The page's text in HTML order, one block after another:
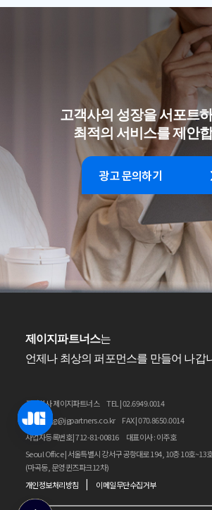
고객사의 성장을 서포트
최적의 서비스를 제안
광고 문의하기
제이지파트너스는
언제나 최상의 퍼포먼스를 만들어 나갑
주식회사 제이지파트너스
TEL | 02.6949.0014
E-MAIL | jg@jgpartners.co.kr
FAX | 070.8650.0014
사업자등록번호 | 712-81-00816
대표이사 : 이주호
Seoul Office | 서울특별시 강서구 공항대로 194, 10층 10호~13
(마곡동, 문영 퀸즈파크12차)
개인정보처리방침 이메일무단수집거부